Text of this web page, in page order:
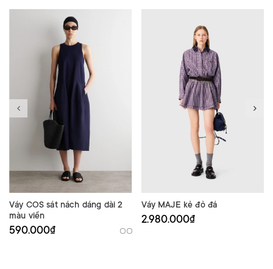
Váy COS sát nách dáng dài 2
màu viền
590.000₫
Váy MAJE kẻ đỏ đá
2.980.000₫